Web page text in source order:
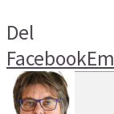
Del
Facebook